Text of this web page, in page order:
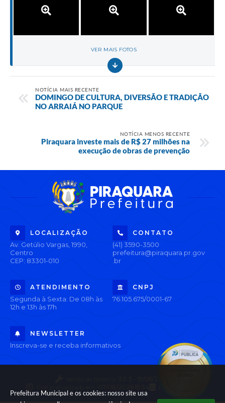
Prefeitura Municipal e os cookies: nosso site usa
VER MAIS FOTOS
NOTÍCIA MAIS RECENTE
DOMINGO DE CULTURA, DIVERSÃO E TRADIÇÃO
NO ARRAIÁ NO PARQUE
NOTÍCIA MENOS RECENTE
Piraquara investe mais de R$ 27 milhões na
execução de obras de prevenção
LOCALIZAÇÃO
Av. Getúlio Vargas, 1990,
Centro
CEP: 83301-010
CONTATO
(41) 3590-3500
prefeitura@piraquara.pr.gov
.br
ATENDIMENTO
Segunda à Sexta: De 08h às
12h e 13h às 17h
CNPJ
76.105.675/0001-67
NEWSLETTER
Inscreva-se e receba informativos